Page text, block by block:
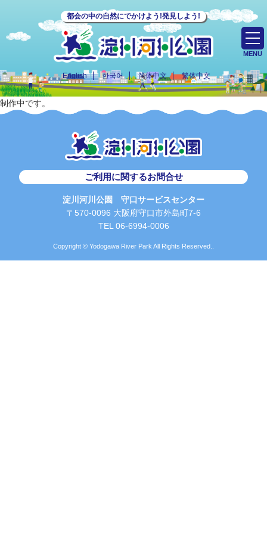
都会の中の自然にでかけよう!発見しよう!
English 한국어 简体中文 繁体中文
MENU
制作中です。
ご利用に関するお問合せ
淀川河川公園 守口サービスセンター
〒570-0096 大阪府守口市外島町7-6
TEL 06-6994-0006
Copyright © Yodogawa River Park All Rights Reserved..